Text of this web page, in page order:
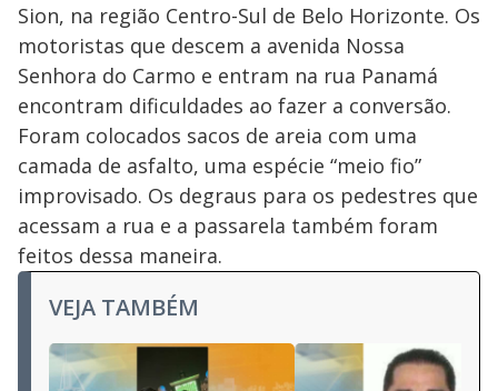
Sion, na região Centro-Sul de Belo Horizonte. Os
motoristas que descem a avenida Nossa
Senhora do Carmo e entram na rua Panamá
encontram dificuldades ao fazer a conversão.
Foram colocados sacos de areia com uma
camada de asfalto, uma espécie “meio fio”
improvisado. Os degraus para os pedestres que
acessam a rua e a passarela também foram
feitos dessa maneira.
VEJA TAMBÉM